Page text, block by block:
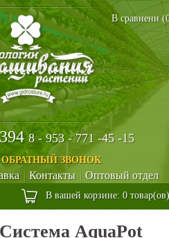
В вашей корзине: 0 товар(ов)
8 - 953 - 771 -45 -15
ОБРАТНЫЙ ЗВОНОК
Контакты Оптовый отдел
В сравнени (
AquaPot